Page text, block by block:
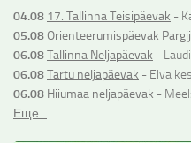
04.08 17. Tallinna Teisipäevak -
05.08 Orienteerumispäevak
06.08Tallinna Neljapäevak -
06.08Tartu neljapäevak - Elva
06.08 Hiiumaa neljapäevak -
Еще...